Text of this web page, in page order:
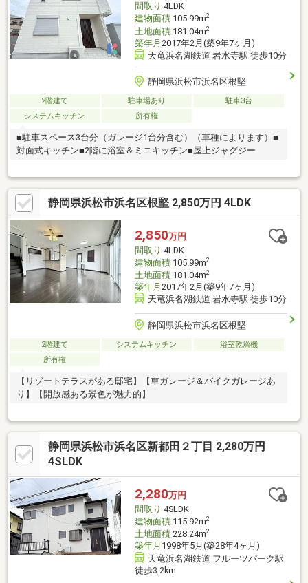
間取り 4LDK
建物面積105.99m2
土地面積181.04m2
築年月 2017年2月(築9年7ヶ月)
天竜浜名湖鉄道 岩水寺駅 徒歩10分
静岡県浜松市浜名区根堅
2階建て 駐車場あり
駐車3台
システムキッチン
所有権
■駐車スペース3台分（ガレージ1台分含む）（車種によります）■
対面式キッチン■2階に浴室＆ミニキッチン■屋上ジャグジー
静岡県浜松市浜名区根堅 2,850万円 4LDK
2,850万円
間取り 4LDK
建物面積105.99m2
土地面積181.04m2
築年月 2017年2月(築9年7ヶ月)
天竜浜名湖鉄道 岩水寺駅 徒歩10分
静岡県浜松市浜名区根堅
2階建て システムキッチン
浴室乾燥機
所有権
【リゾートテラスがある邸宅】【車ガレージ＆バイクガレージあ
り】【開放感ある景色が魅力的】
静岡県浜松市浜名区新都田２丁目 2,280万円
4SLDK
2,280万円
間取り 4SLDK
建物面積115.92m2
土地面積228.24m2
築年月 1998年5月(築28年4ヶ月)
天竜浜名湖鉄道 フルーツパーク駅
徒歩3.2km